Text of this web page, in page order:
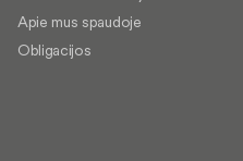
Apie mus spaudoje
Obligacijos